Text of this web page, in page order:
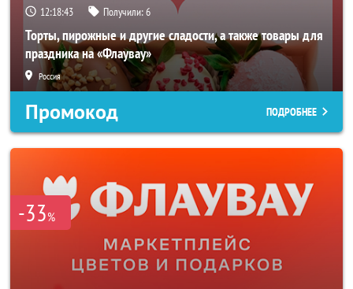
12:18:41 Получили:6
Торты, пирожные и другие сладости, а также товары для
праздника на «Флаувау»
Россия
Промокод ПОДРОБНЕЕ
-33%